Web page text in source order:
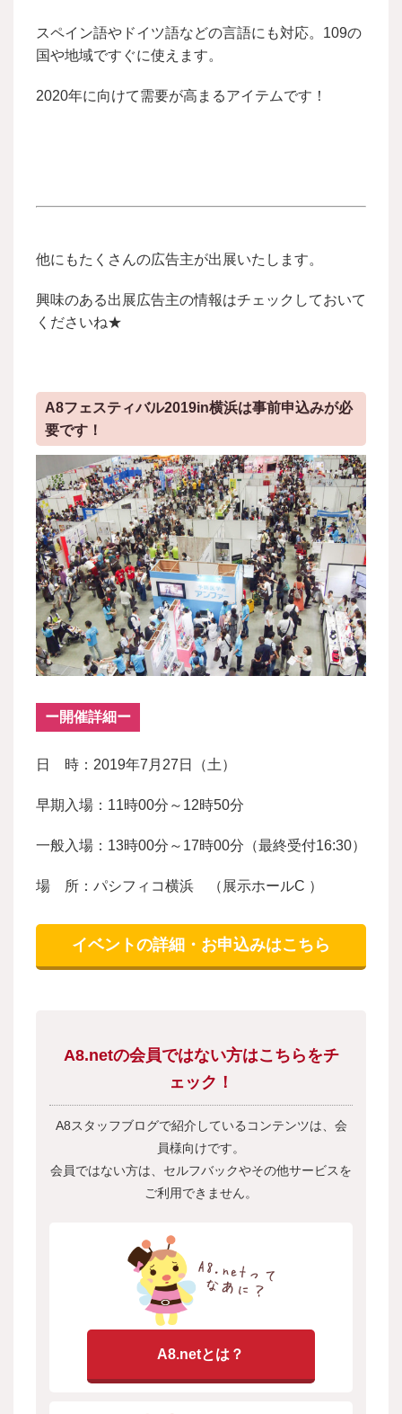
スペイン語やドイツ語などの言語にも対応。 109の
国や地域ですぐに使えます。
2020年に向けて需要が高まるアイテムです！
他にもたくさんの広告主が出展いたします。
興味のある出展広告主の情報はチェックしておいて
くださいね★
A8フェスティバル2019in横浜は事前申込みが必
要です！
ー開催詳細ー
日 時：2019年7月27日（土）
早期入場：11時00分～12時50分
一般入場：13時00分～17時00分（最終受付16:30）
場 所：パシフィコ横浜 （展示ホールC ）
イベントの詳細・お申込みはこちら
A8.netの会員ではない方はこちらをチ
ェック！
A8スタッフブログで紹介しているコンテンツは、会
員様向けです。
会員ではない方は、セルフバックやその他サービスを
ご利用できません。
A8.netとは？